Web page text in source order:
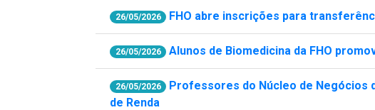
26/05/2026 FHO abre inscrições para
26/05/2026 Alunos de Biomedicina da FHO
26/05/2026
Professores do Núcleo de Negócios
de Renda